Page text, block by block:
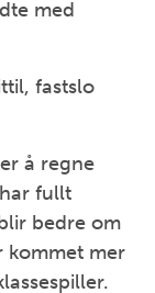
med
fastslo
å regne
fullt
bedre om
kommet mer